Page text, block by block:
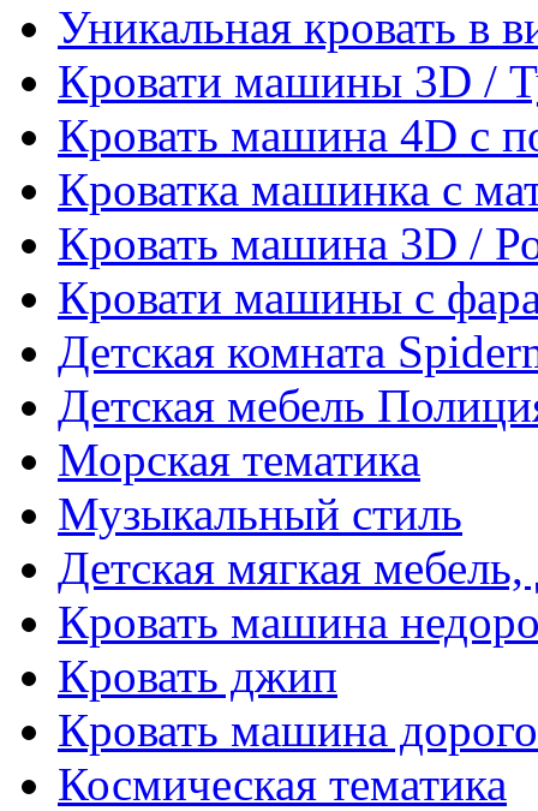
Уникальная кровать в
Кровати машины 3D /
Кровать машина 4D с
Кроватка машинка с
Кровать машина 3D /
Кровати машины с
Детская комната
Детская мебель
Морская тематика
Музыкальный стиль
Детская мягкая
Кровать машина
Кровать джип
Кровать машина дорого
Космическая тематика